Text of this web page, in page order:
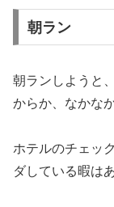
朝ラン
朝ランしようと
からか、なかな
ホテルのチェッ
ダしている暇は